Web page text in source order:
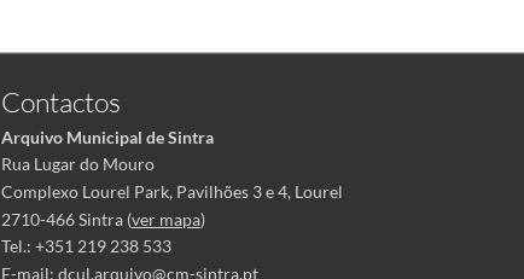
Contactos
Arquivo Municipal de Sintra
Rua Lugar do Mouro
Complexo Lourel Park, Pavilhões 3 e 4, Lourel
2710-466 Sintra (ver mapa)
Tel.: +351 219 238 533
E-mail: dcul.arquivo@cm-sintra.pt